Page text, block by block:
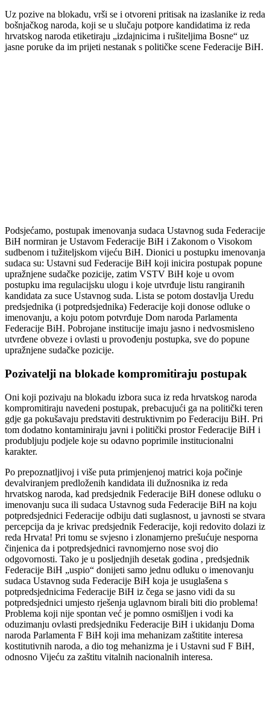
Uz pozive na blokadu, vrši se i otvoreni pritisak na izaslanike iz reda
bošnjačkog naroda, koji se u slučaju potpore kandidatima iz reda
hrvatskog naroda etiketiraju „izdajnicima i rušiteljima Bosne“ uz
jasne poruke da im prijeti nestanak s političke scene Federacije BiH.
Podsjećamo, postupak imenovanja sudaca Ustavnog suda Federacije
BiH normiran je Ustavom Federacije BiH i Zakonom o Visokom
sudbenom i tužiteljskom vijeću BiH. Dionici u postupku imenovanja
sudaca su: Ustavni sud Federacije BiH koji inicira postupak popune
upražnjene sudačke pozicije, zatim VSTV BiH koje u ovom
postupku ima regulacijsku ulogu i koje utvrđuje listu rangiranih
kandidata za suce Ustavnog suda. Lista se potom dostavlja Uredu
predsjednika (i potpredsjednika) Federacije koji donose odluke o
imenovanju, a koju potom potvrđuje Dom naroda Parlamenta
Federacije BiH. Pobrojane institucije imaju jasno i nedvosmisleno
utvrđene obveze i ovlasti u provođenju postupka, sve do popune
upražnjene sudačke pozicije.
Pozivatelji na blokade kompromitiraju postupak
Oni koji pozivaju na blokadu izbora suca iz reda hrvatskog naroda
kompromitiraju navedeni postupak, prebacujući ga na politički teren
gdje ga pokušavaju predstaviti destruktivnim po Federaciju BiH. Pri
tom dodatno kontaminiraju javni i politički prostor Federacije BiH i
produbljuju podjele koje su odavno poprimile institucionalni
karakter.
Po prepoznatljivoj i više puta primjenjenoj matrici koja počinje
devalviranjem predloženih kandidata ili dužnosnika iz reda
hrvatskog naroda, kad predsjednik Federacije BiH donese odluku o
imenovanju suca ili sudaca Ustavnog suda Federacije BiH na koju
potpredsjednici Federacije odbiju dati suglasnost, u javnosti se stvara
percepcija da je krivac predsjednik Federacije, koji redovito dolazi iz
reda Hrvata! Pri tomu se svjesno i zlonamjerno prešućuje nesporna
činjenica da i potpredsjednici ravnomjerno nose svoj dio
odgovornosti. Tako je u posljednjih desetak godina , predsjednik
Federacije BiH „uspio“ donijeti samo jednu odluku o imenovanju
sudaca Ustavnog suda Federacije BiH koja je usuglašena s
potpredsjednicima Federacije BiH iz čega se jasno vidi da su
potpredsjednici umjesto rješenja uglavnom birali biti dio problema!
Problema koji nije spontan već je pomno osmišljen i vodi ka
oduzimanju ovlasti predsjedniku Federacije BiH i ukidanju Doma
naroda Parlamenta F BiH koji ima mehanizam zaštitite interesa
kostitutivnih naroda, a dio tog mehanizma je i Ustavni sud F BiH,
odnosno Vijeću za zaštitu vitalnih nacionalnih interesa.